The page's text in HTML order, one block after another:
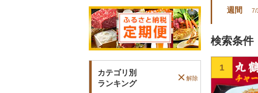
カテゴリ別
ランキング
解除
週間 7/
検索条件
1